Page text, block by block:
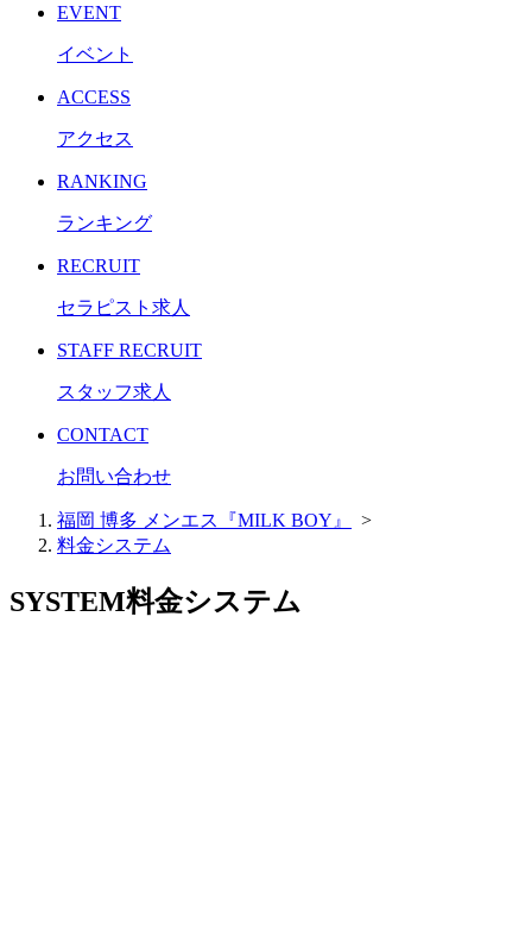
EVENT
イベント
ACCESS
アクセス
RANKING
ランキング
RECRUIT
セラピスト求人
STAFF RECRUIT
スタッフ求人
CONTACT
お問い合わせ
福岡 博多 メンエス『MILK BOY』
>
料金システム
SYSTEM料金システム